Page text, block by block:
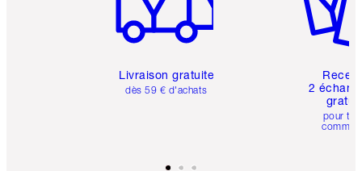
Livraison gratuite
dès 59 € d'achats
2
pour